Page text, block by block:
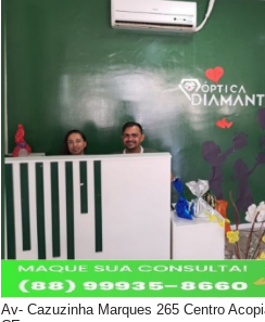
Av- Cazuzinha Marques 265 Centro